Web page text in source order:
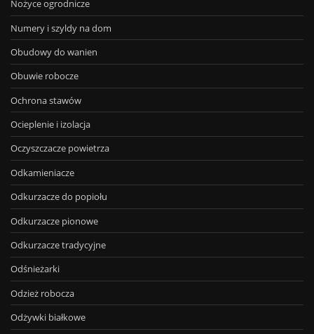
Nożyce ogrodnicze
Numery i szyldy na dom
Obudowy do wanien
Obuwie robocze
Ochrona stawów
Ocieplenie i izolacja
Oczyszczacze powietrza
Odkamieniacze
Odkurzacze do popiołu
Odkurzacze pionowe
Odkurzacze tradycyjne
Odśnieżarki
Odzież robocza
Odżywki białkowe